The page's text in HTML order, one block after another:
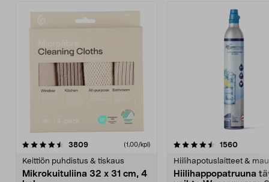
3809arvostelut (1,00/kpl)
Keittiön puhdistus & tiskaus
Mikrokuituliina 32 x 31 cm, 4
4.5viidestä
1560
Hiilihapotuslaitteet &
Hiilihappopatruuna
4.5viidestä